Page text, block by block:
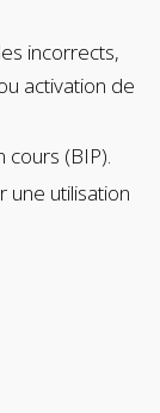
incorrects,
activation de
cours (BIP).
une utilisation